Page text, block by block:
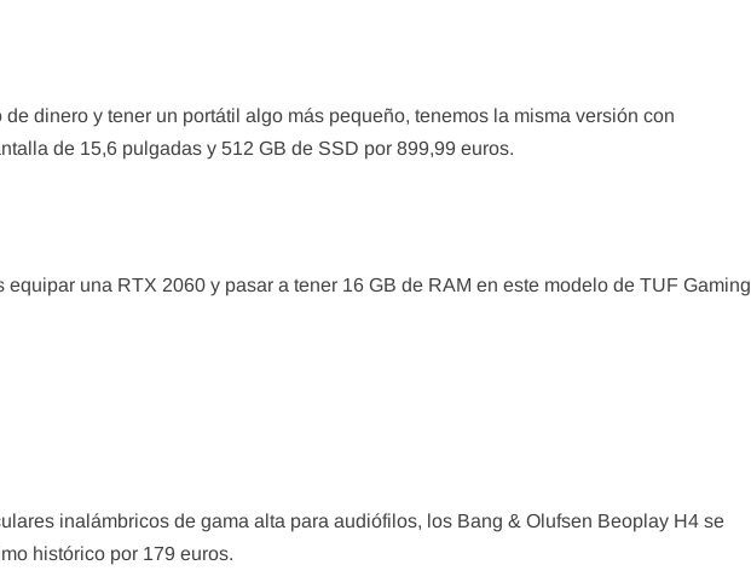
dinero y tener un portátil algo más pequeño, tenemos la misma versión con
de 15,6 pulgadas y 512 GB de SSD por 899,99 euros.
equipar una RTX 2060 y pasar a tener 16 GB de RAM en este modelo de TUF Gaming
inalámbricos de gama alta para audiófilos, los Bang & Olufsen Beoplay H4 se
histórico por 179 euros.